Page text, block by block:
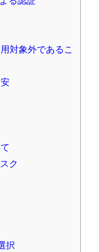
対象外であるこ
ク
択